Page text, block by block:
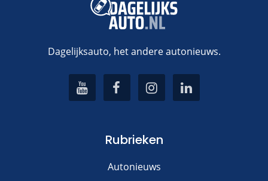
Dagelijksauto, het andere autonieuws.
Rubrieken
Autonieuws